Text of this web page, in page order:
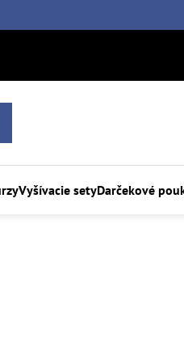
Vyšívacie setyDarčekové